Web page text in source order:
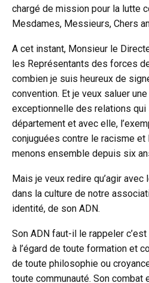
chargé de mission pour la lutte
Mesdames, Messieurs, Chers
A cet instant, Monsieur le
les Représentants des forces
combien je suis heureux de
convention. Et je veux saluer
exceptionnelle des relations
département et avec elle,
conjuguées contre le racisme et
menons ensemble depuis six
Mais je veux redire qu’agir
dans la culture de notre
identité, de son ADN.
Son ADN faut-il le rappeler
à l’égard de toute formation et
de toute philosophie ou
toute communauté. Son combat